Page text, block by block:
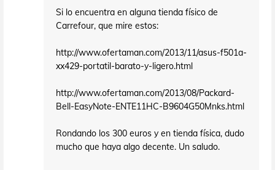
Si lo encuentra en alguna tienda físico de
Carrefour, que mire estos:
http://www.ofertaman.com/2013/11/asus-f501a-
xx429-portatil-barato-y-ligero.html
http://www.ofertaman.com/2013/08/Packard-
Bell-EasyNote-ENTE11HC-B9604G50Mnks.html
Rondando los 300 euros y en tienda física, dudo
mucho que haya algo decente. Un saludo.